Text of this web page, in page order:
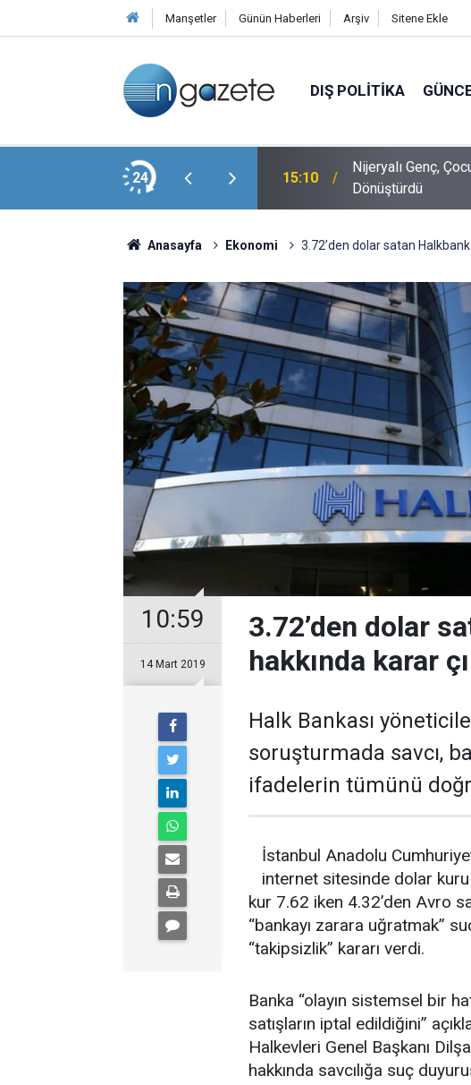
Manşetler Günün Haberleri Arşiv Sitene Ekle
DIŞ POLITIKA
24
Geçen Yıla Göre Arttı 15:10
Nijeryalı Genç,
Dönüştürdü
Anasayfa Ekonomi 3.72’den dolar satan Halkbank
10:59
14 Mart 2019
3.72’den dolar
hakkında karar
Halk Bankası
soruşturmada savcı,
ifadelerin tümünü
İstanbul Anadolu
internet sitesinde dolar
kur 7.62 iken 4.32’den Avro
“bankayı zarara uğratmak”
“takipsizlik” kararı verdi.
Banka “olayın sistemsel bir
satışların iptal edildiğini”
Halkevleri Genel Başkanı
hakkında savcılığa suç